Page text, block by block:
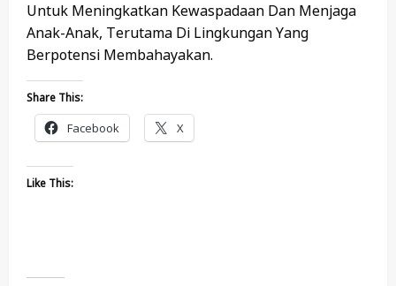
Untuk Meningkatkan Kewaspadaan Dan Menjaga
Anak-Anak, Terutama Di Lingkungan Yang
Berpotensi Membahayakan.
Share This:
Facebook X
Like This: